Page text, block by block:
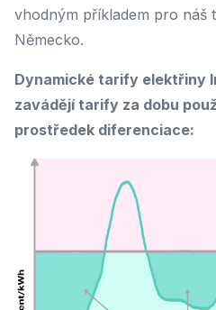
vhodným příkladem pro náš
Německo.
Dynamické tarify elektřiny
zavádějí tarify za dobu
prostředek diferenciace: